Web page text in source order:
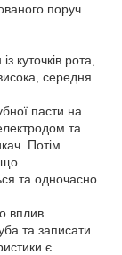
поруч
куточків рота,
середня
пасти на
та
Потім
що
та одночасно
вплив
та записати
є